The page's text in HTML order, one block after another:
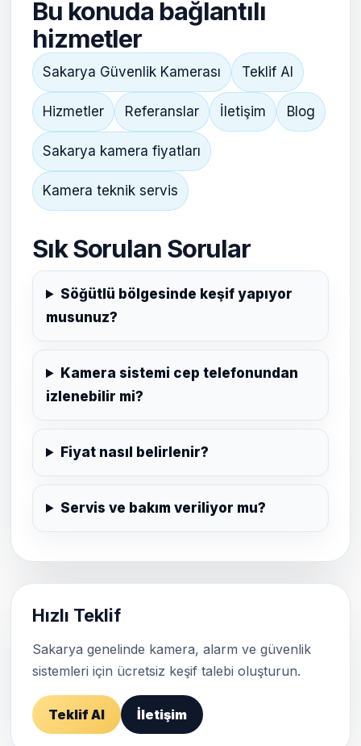
Bu konuda bağlantılı
hizmetler
Sakarya Güvenlik Kamerası Teklif Al
Hizmetler Referanslar İletişim Blog
Sakarya kamera fiyatları
Kamera teknik servis
Sık Sorulan Sorular
Söğütlü bölgesinde keşif yapıyor
musunuz?
Kamera sistemi cep telefonundan
izlenebilir mi?
Fiyat nasıl belirlenir?
Servis ve bakım veriliyor mu?
Hızlı Teklif
Sakarya genelinde kamera, alarm ve güvenlik
sistemleri için ücretsiz keşif talebi oluşturun.
Teklif Al İletişim